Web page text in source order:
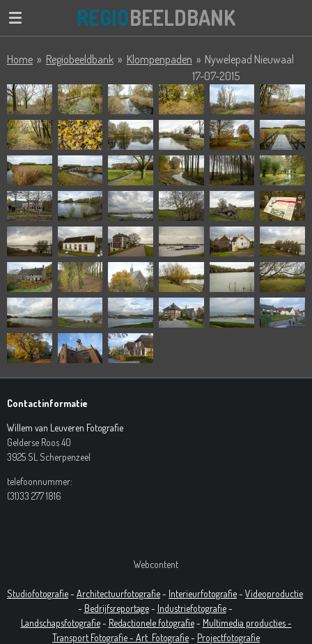
Ga
de
REGIOBEELDBANK
Home » Regiobeeldbank » Klompenpaden » Nywelepad Nieuwaal
17-07-2015
Contactinformatie
Willem van Leuveren Fotografie
Gelderse Roos 40
3925 SL Scherpenzeel
telefoonnummer:
(31)33 277 1816
Webcontent
Studiofotografie- Architectuurfotografie- Interieurfotografie- Videoproductie
- Bedrijfsreportage- Industriefotografie-
Landschapsfotografie- Redactionele fotografie- Multimedia producties -
Transport Fotografie - Art Fotografie- Projectfotografie